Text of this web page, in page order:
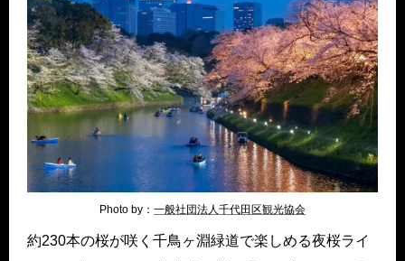
Photo by： 一般社団法人千代田区観光協会
約230本の桜が咲く千鳥ヶ淵緑道で楽しめる夜桜ライ